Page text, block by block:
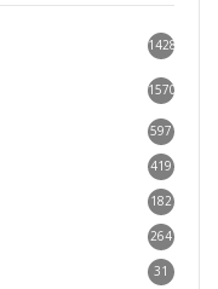
1428
1570
597
419
182
264
31